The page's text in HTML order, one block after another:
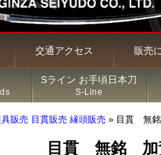
交通アクセス 販売
Sライン お手頃日本刀
S-Line
具販売 目貫販売 縁頭販売 » 目貫 無
目貫 無銘 加